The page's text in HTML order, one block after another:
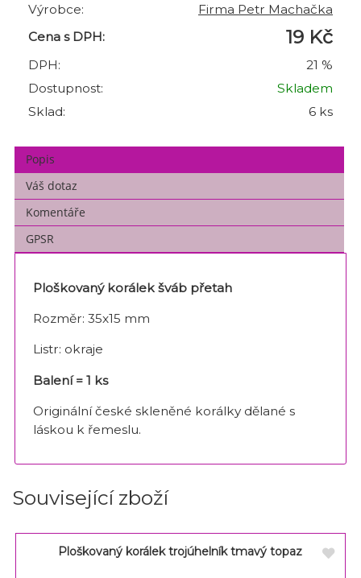
Výrobce:
Firma Petr Machačka
Cena s DPH:
19 Kč
DPH:
21 %
Dostupnost:
Skladem
Sklad:
6 ks
Popis
Váš dotaz
Komentáře
GPSR
Ploškovaný korálek šváb přetah
Rozměr: 35x15 mm
Listr: okraje
Balení = 1 ks
Originální české skleněné korálky dělané s
láskou k řemeslu.
Související zboží
Ploškovaný korálek trojúhelník tmavý topaz